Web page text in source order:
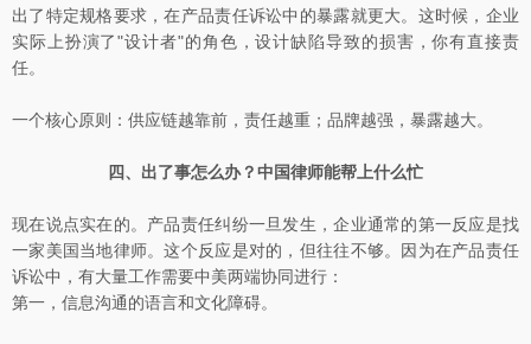
出了特定规格要求，在产品责任诉讼中的暴露就更大。这时候，企业
实际上扮演了"设计者"的角色，设计缺陷导致的损害，你有直接责
任。
一个核心原则：供应链越靠前，责任越重；品牌越强，暴露越大。
四、出了事怎么办？中国律师能帮上什么忙
现在说点实在的。产品责任纠纷一旦发生，企业通常的第一反应是找
一家美国当地律师。这个反应是对的，但往往不够。因为在产品责任
诉讼中，有大量工作需要中美两端协同进行：
第一，信息沟通的语言和文化障碍。